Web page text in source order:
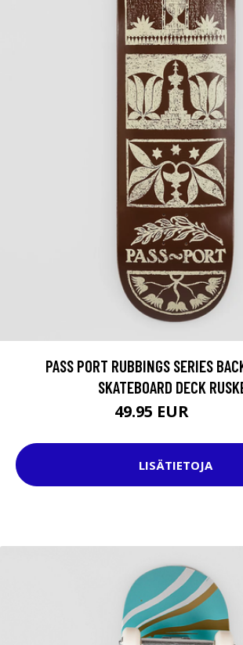
PASS PORT RUBBINGS SERIES
SKATEBOARD DECK
49.95 EUR
LISÄTIETOJA